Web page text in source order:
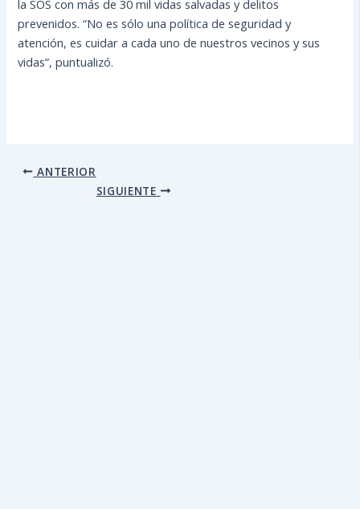
la SOS con más de 30 mil vidas salvadas y delitos
prevenidos. “No es sólo una política de seguridad y
atención, es cuidar a cada uno de nuestros vecinos y sus
vidas”, puntualizó.
ANTERIOR
SIGUIENTE